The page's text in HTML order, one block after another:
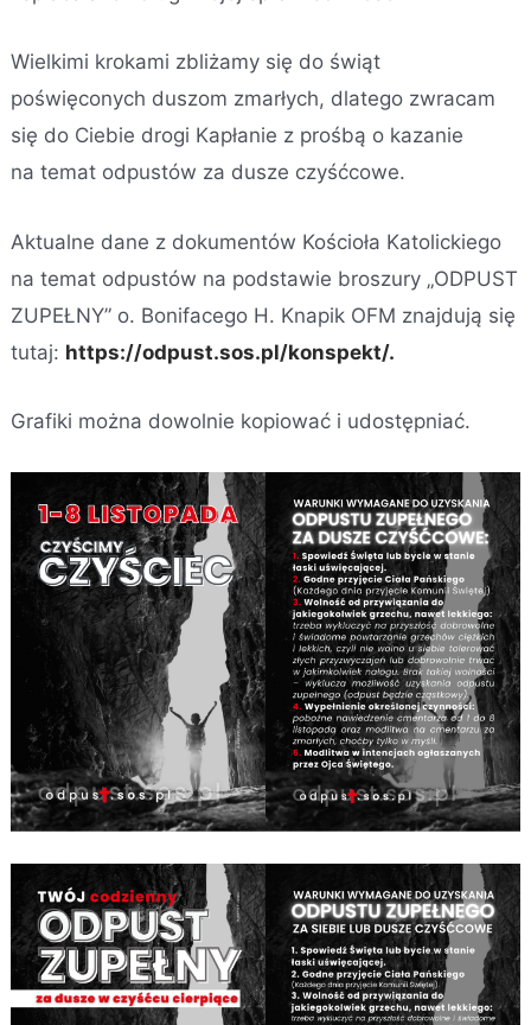
Wielkimi krokami zbliżamy się do świąt
poświęconych duszom zmarłych, dlatego zwracam
się do Ciebie drogi Kapłanie z prośbą o kazanie
na temat odpustów za dusze czyśćcowe.
Aktualne dane z dokumentów Kościoła Katolickiego
na temat odpustów na podstawie broszury „ODPUST
ZUPEŁNY” o. Bonifacego H. Knapik OFM znajdują się
tutaj: https://odpust.sos.pl/konspekt/.
Grafiki można dowolnie kopiować i udostępniać.